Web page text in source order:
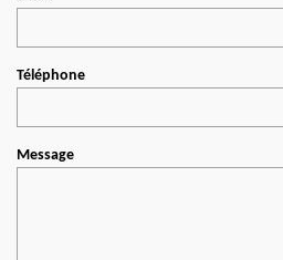
Téléphone
Message